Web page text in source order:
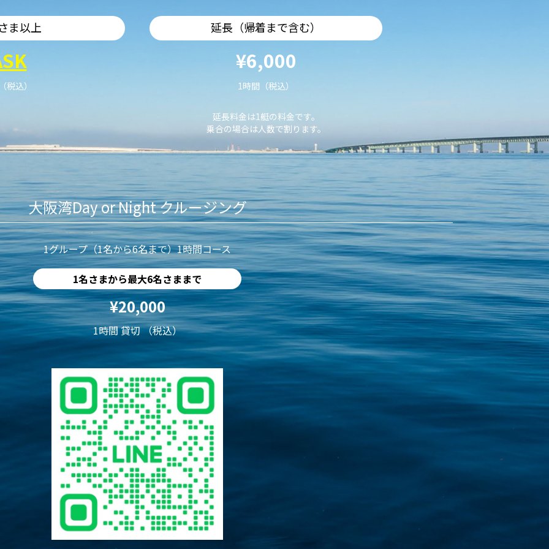
ま以上
税込）
延長（帰着まで含む）
¥6,000
1時間（税込）
延長料金は1艇の料金です。
乗合の場合は人数で割ります。
大阪湾Day or Night クルージング
1グループ（1名から6名まで）1時間コース
1名さまから最大6名さままで
¥20,000
1時間 貸切 （税込）